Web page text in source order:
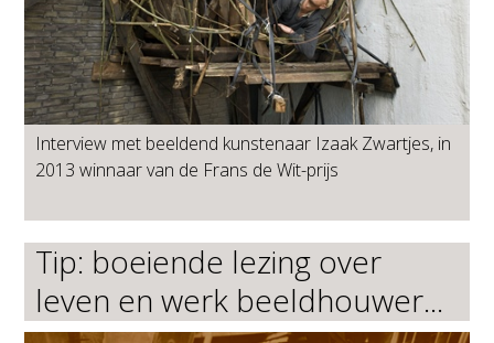
Interview met beeldend kunstenaar Izaak Zwartjes, in
2013 winnaar van de Frans de Wit-prijs
Tip: boeiende lezing over
leven en werk beeldhouwer...